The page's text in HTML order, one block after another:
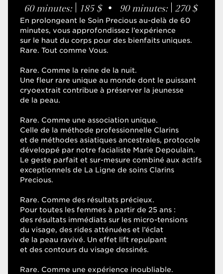
SOINS BIEN-ÊTRE
Soins corps
Soins corps & visage
60 min
75 min
90 min
60 minutes: 185 $ • 90 minutes: 270 $
En prolongeant le Soin Precious au-delà de 60
minutes, vous approfondissez l’expérience
sur le haut du corps pour des bienfaits uniques.
Rare. Tout comme Vous.
Rare. Comme la reine de la nuit.
Une fleur rare unique au monde dont le puissant
cryoextrait contribue à préserver la jeunesse
de la peau.
Rare. Comme une association unique.
Celle de la méthode professionnelle Clarins
et de méthodes asiatiques ancestrales, protocole
développé par notre facialiste Marie Depoulain.
Le geste parfait et sur-mesure combiné aux actifs
exceptionnels de La Ligne de soins Clarins
Precious.
Rare. Comme des résultats précieux.
Pour toutes les femmes à partir de 25 ans :
des résultats immédiats sur les micro-tensions
du visage, des rides atténuées et l’éclat
de la peau ravivé. Un effet lift repulpant
et des contours du visage dessinés.
Rare. Comme une expérience inoubliable.